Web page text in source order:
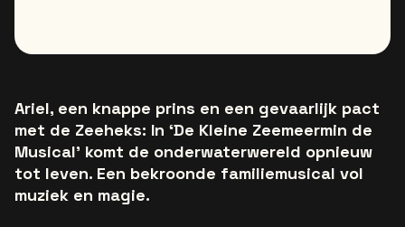
Ariel, een knappe prins en een gevaarlijk pact
met de Zeeheks: In ‘De Kleine Zeemeermin de
Musical’ komt de onderwaterwereld opnieuw
tot leven. Een bekroonde familiemusical vol
muziek en magie.